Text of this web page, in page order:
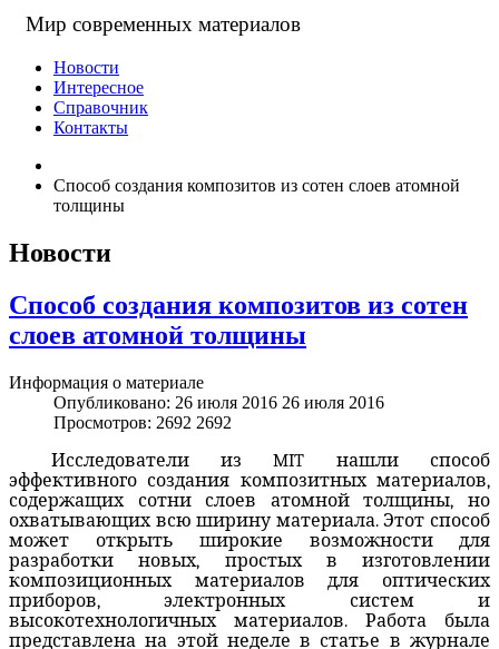
Мир современных материалов
Новости
Интересное
Справочник
Контакты
Способ создания композитов из сотен слоев атомной
толщины
Новости
Способ создания композитов из сотен
слоев атомной толщины
Информация о материале
Опубликовано: 26 июля 2016 26 июля 2016
Просмотров: 2692 2692
Исследователи из MIT нашли способ
эффективного создания композитных материалов,
содержащих сотни слоев атомной толщины, но
охватывающих всю ширину материала. Этот способ
может открыть широкие возможности для
разработки новых, простых в изготовлении
композиционных материалов для оптических
приборов, электронных систем и
высокотехнологичных материалов. Работа была
представлена на этой неделе в статье в журнале